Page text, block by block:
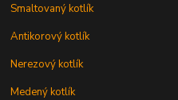
Smaltovaný kotlík
Antikorový kotlík
Nerezový kotlík
Medený kotlík